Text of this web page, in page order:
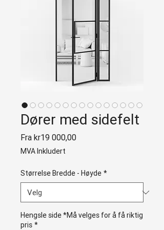
Dører med sidefelt
Fra kr19 000,00Salgspris
MVA Inkludert
Størrelse Bredde - Høyde *
Hengsle side *Må velges for å få riktig
pris *